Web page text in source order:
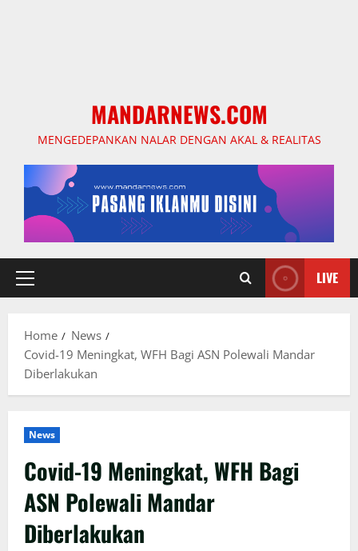
MANDARNEWS.COM
MENGEDEPANKAN NALAR DENGAN AKAL & REALITAS
Primary
LIVE
Home
News
Covid-19 Meningkat, WFH Bagi ASN Polewali Mandar
Diberlakukan
News
Covid-19 Meningkat, WFH Bagi
ASN Polewali Mandar
Diberlakukan